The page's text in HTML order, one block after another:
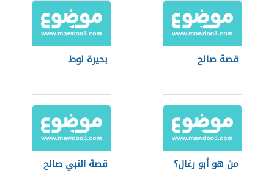
قصة صالح بحيرة لوط
من هو أبو رغال؟ قصة النبي صالح